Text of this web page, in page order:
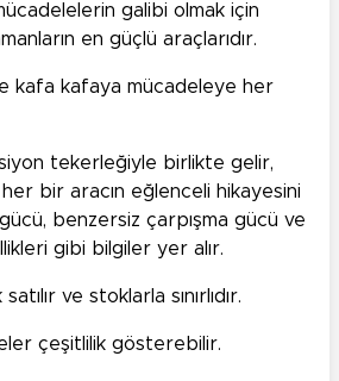
galibi olmak için
en güçlü araçlarıdır.
kafa kafaya mücadeleye her
tekerleğiyle birlikte gelir,
bir aracın eğlenceli hikayesini
benzersiz çarpışma gücü ve
gibi bilgiler yer alır.
ve stoklarla sınırlıdır.
çeşitlilik gösterebilir.